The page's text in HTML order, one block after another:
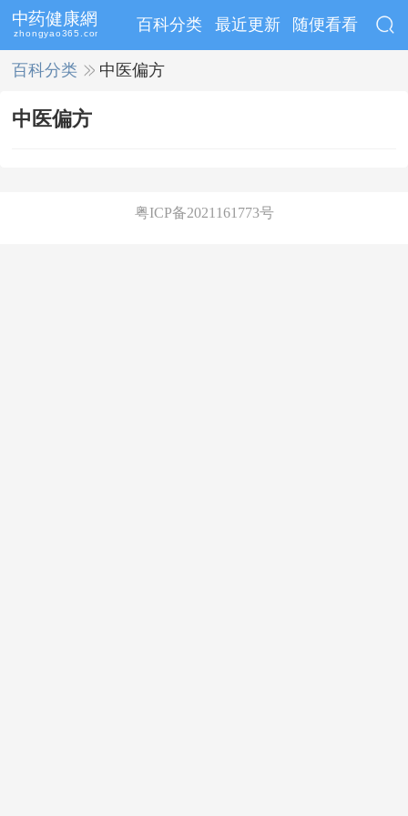
百科分类 最近更新 随便看看
百科分类 >>中医偏方
中医偏方
粤ICP备2021161773号